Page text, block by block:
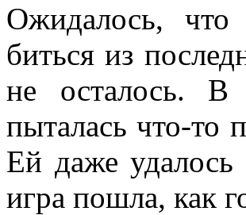
Ожидалось, что
биться из
не осталось. В
пыталась что-то
Ей даже
игра пошла, как